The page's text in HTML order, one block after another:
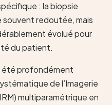
: la biopsie
redoutée, mais
évolué pour
du patient.
été profondément
de l’Imagerie
multiparamétrique en